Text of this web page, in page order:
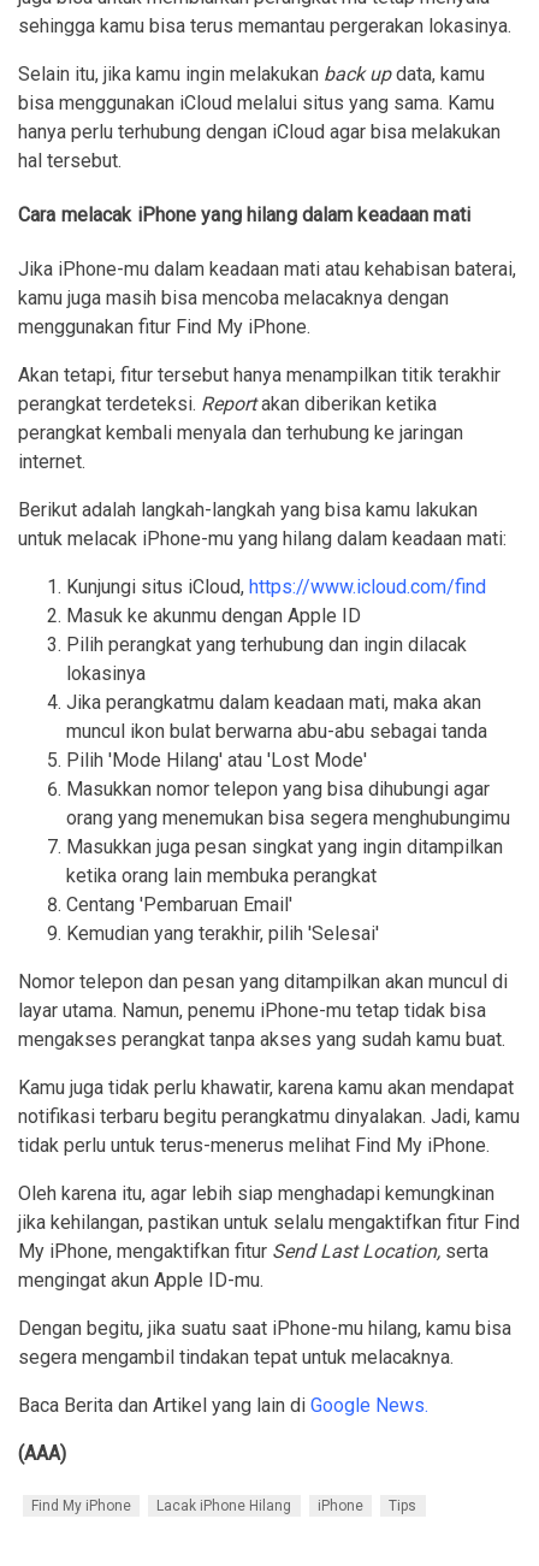
sehingga kamu bisa terus memantau pergerakan lokasinya.
Selain itu, jika kamu ingin melakukan back updata, kamu
bisa menggunakan iCloud melalui situs yang sama. Kamu
hanya perlu terhubung dengan iCloud agar bisa melakukan
hal tersebut.
Cara melacak iPhone yang hilang dalam keadaan mati
Jika iPhone-mu dalam keadaan mati atau kehabisan baterai,
kamu juga masih bisa mencoba melacaknya dengan
menggunakan fitur Find My iPhone.
Akan tetapi, fitur tersebut hanya menampilkan titik terakhir
perangkat terdeteksi. Reportakan diberikan ketika
perangkat kembali menyala dan terhubung ke jaringan
internet.
Berikut adalah langkah-langkah yang bisa kamu lakukan
untuk melacak iPhone-mu yang hilang dalam keadaan mati:
Kunjungi situs iCloud, https://www.icloud.com/find
Masuk ke akunmu dengan Apple ID
Pilih perangkat yang terhubung dan ingin dilacak
lokasinya
Jika perangkatmu dalam keadaan mati, maka akan
muncul ikon bulat berwarna abu-abu sebagai tanda
Pilih 'Mode Hilang' atau 'Lost Mode'
Masukkan nomor telepon yang bisa dihubungi agar
orang yang menemukan bisa segera menghubungimu
Masukkan juga pesan singkat yang ingin ditampilkan
ketika orang lain membuka perangkat
Centang 'Pembaruan Email'
Kemudian yang terakhir, pilih 'Selesai'
Nomor telepon dan pesan yang ditampilkan akan muncul di
layar utama. Namun, penemu iPhone-mu tetap tidak bisa
mengakses perangkat tanpa akses yang sudah kamu buat.
Kamu juga tidak perlu khawatir, karena kamu akan mendapat
notifikasi terbaru begitu perangkatmu dinyalakan. Jadi, kamu
tidak perlu untuk terus-menerus melihat Find My iPhone.
Oleh karena itu, agar lebih siap menghadapi kemungkinan
jika kehilangan, pastikan untuk selalu mengaktifkan fitur Find
My iPhone, mengaktifkan fitur Send Last Location, serta
mengingat akun Apple ID-mu.
Dengan begitu, jika suatu saat iPhone-mu hilang, kamu bisa
segera mengambil tindakan tepat untuk melacaknya.
Baca Berita dan Artikel yang lain di Google News.
(AAA)
Find My iPhone Lacak iPhone Hilang iPhone Tips